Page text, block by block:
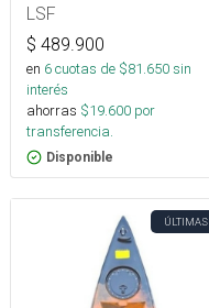
LSF
$ 489.900
en 6cuotas de $81.650sin
interés
ahorras $19.600 por
transferencia.
Disponible
ÚLTIMAS